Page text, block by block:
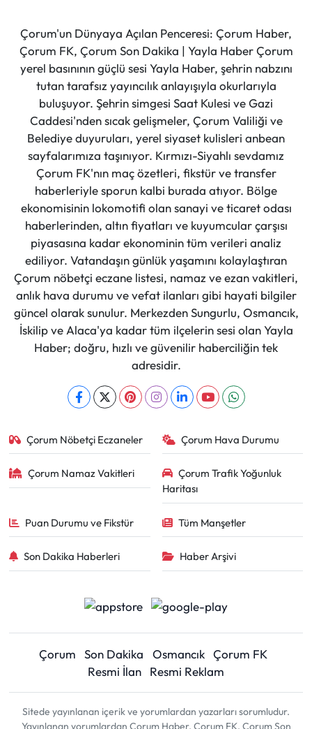
Çorum'un Dünyaya Açılan Penceresi: Çorum Haber,
Çorum FK, Çorum Son Dakika | Yayla Haber Çorum
yerel basınının güçlü sesi Yayla Haber, şehrin nabzını
tutan tarafsız yayıncılık anlayışıyla okurlarıyla
buluşuyor. Şehrin simgesi Saat Kulesi ve Gazi
Caddesi'nden sıcak gelişmeler, Çorum Valiliği ve
Belediye duyuruları, yerel siyaset kulisleri anbean
sayfalarımıza taşınıyor. Kırmızı-Siyahlı sevdamız
Çorum FK'nın maç özetleri, fikstür ve transfer
haberleriyle sporun kalbi burada atıyor. Bölge
ekonomisinin lokomotifi olan sanayi ve ticaret odası
haberlerinden, altın fiyatları ve kuyumcular çarşısı
piyasasına kadar ekonominin tüm verileri analiz
ediliyor. Vatandaşın günlük yaşamını kolaylaştıran
Çorum nöbetçi eczane listesi, namaz ve ezan vakitleri,
anlık hava durumu ve vefat ilanları gibi hayati bilgiler
güncel olarak sunulur. Merkezden Sungurlu, Osmancık,
İskilip ve Alaca'ya kadar tüm ilçelerin sesi olan Yayla
Haber; doğru, hızlı ve güvenilir haberciliğin tek
adresidir.
Çorum Nöbetçi Eczaneler Çorum Hava Durumu
Çorum Namaz Vakitleri
Çorum Trafik Yoğunluk
Haritası
Puan Durumu ve Fikstür Tüm Manşetler
Son Dakika Haberleri Haber Arşivi
Çorum Son Dakika Osmancık Çorum FK
Resmi İlan
Resmi Reklam
Sitede yayınlanan içerik ve yorumlardan yazarları sorumludur.